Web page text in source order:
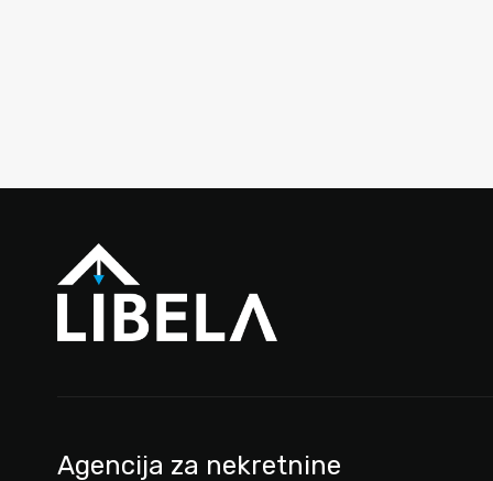
Agencija za nekretnine